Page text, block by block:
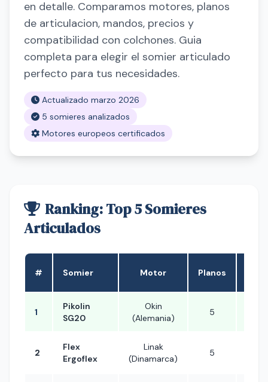
en detalle. Comparamos motores, planos
de articulacion, mandos, precios y
compatibilidad con colchones. Guia
completa para elegir el somier articulado
perfecto para tus necesidades.
Actualizado marzo 2026
5 somieres analizados
Motores europeos certificados
Ranking: Top 5 Somieres
Articulados
# Somier Motor Planos
1
Pikolin
SG20
Okin
(Alemania)
5
2
Flex
Ergoflex
Linak
(Dinamarca)
5